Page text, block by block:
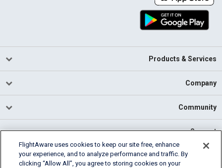
Products & Services
Company
Community
Support
FlightAware uses cookies to keep our site free, enhance
your experience, and to analyze performance and traffic. By
clicking “Allow All”, you agree to storing cookies on your